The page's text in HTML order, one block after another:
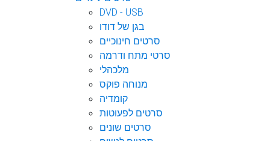
DVD - USB
בגן של דודו
סרטים חינוכיים
סרטי מתח ודרמה
מלכהלי
מנוחה פוקס
קומדיה
סרטים לפעוטות
סרטים שונים